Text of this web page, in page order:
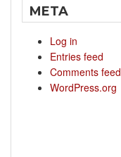
META
Log in
Entries feed
Comments feed
WordPress.org